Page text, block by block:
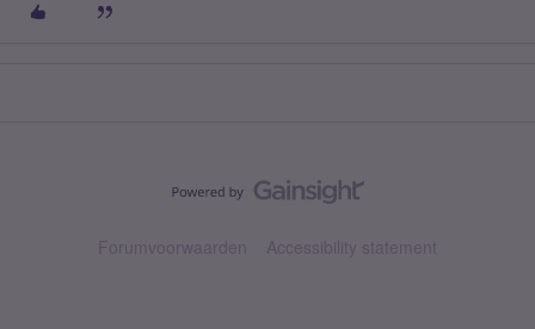
Forumvoorwaarden Accessibility statement